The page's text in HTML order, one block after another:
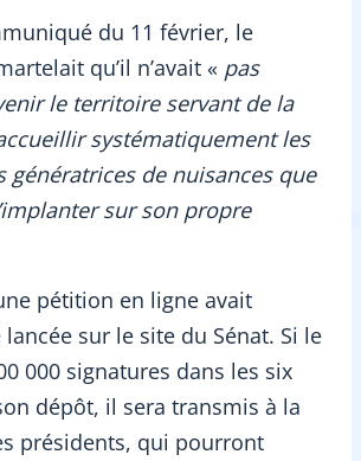
du 11 février, le
qu’il n’avait « pas
le territoire servant de la
systématiquement les
génératrices de nuisances que
sur son propre
pétition en ligne avait
sur le site du Sénat. Si le
000 signatures dans les six
dépôt, il sera transmis à la
présidents, qui pourront